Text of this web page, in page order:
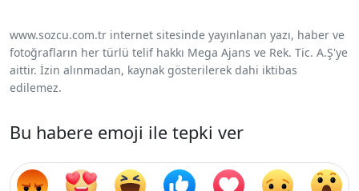
www.sozcu.com.tr internet sitesinde yayınlanan yazı, haber ve
fotoğrafların her türlü telif hakkı Mega Ajans ve Rek. Tic. A.Ş'ye
aittir. İzin alınmadan, kaynak gösterilerek dahi iktibas
edilemez.
Bu habere emoji ile tepki ver